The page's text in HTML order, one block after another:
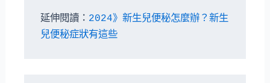
延伸閱讀： 2024》新生兒便秘怎麼辦？新生
兒便秘症狀有這些